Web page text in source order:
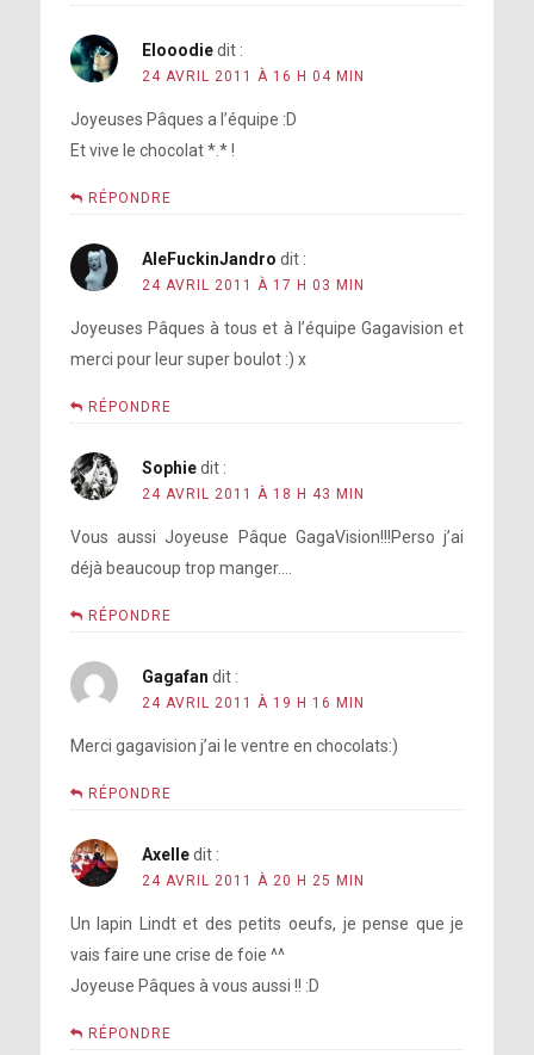
Elooodie dit :
24 AVRIL 2011 À 16 H 04 MIN
Joyeuses Pâques a l’équipe :D
Et vive le chocolat *.* !
RÉPONDRE
AleFuckinJandro dit :
24 AVRIL 2011 À 17 H 03 MIN
Joyeuses Pâques à tous et à l’équipe Gagavision et
merci pour leur super boulot :) x
RÉPONDRE
Sophie dit :
24 AVRIL 2011 À 18 H 43 MIN
Vous aussi Joyeuse Pâque GagaVision!!!Perso j’ai
déjà beaucoup trop manger….
RÉPONDRE
Gagafan dit :
24 AVRIL 2011 À 19 H 16 MIN
Merci gagavision j’ai le ventre en chocolats:)
RÉPONDRE
Axelle dit :
24 AVRIL 2011 À 20 H 25 MIN
Un lapin Lindt et des petits oeufs, je pense que je
vais faire une crise de foie ^^
Joyeuse Pâques à vous aussi !! :D
RÉPONDRE